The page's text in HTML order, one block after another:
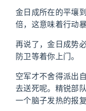
金日成所在的平壤
倍，这意味着行动
再说了，金日成势
防卫等着你上门。
空军才不舍得派出
去送死呢。精锐部
一个脑子发热的报